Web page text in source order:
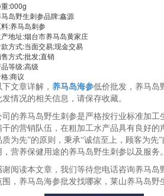
:000g
岛野生刺参品牌:鑫源
:养马岛刺参
地址:烟台市养马岛黄家庄
方式:当面交易;现金交易
方式:批发;直销
等级:高级
:商议
下文章详解， 养马岛海参低价批发，养马岛
发情况的相关信息，请保存收藏。
司的养马岛野生刺参是严格按行业标准加工
干的营销队伍，在粗加工水产品具有良好的
质为先”的原则，秉承“诚信至上，顾客为先
，营养保健用途的养马岛野生刺参以及服务。
谢阅读本文章，我们等待您电话咨询养马岛
围，养马岛海参批发找哪家，莱山养马岛野